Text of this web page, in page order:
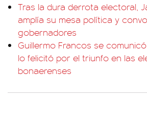
Tras la dura derrota electoral,
amplía su mesa política y
gobernadores
Guillermo Francos se
lo felicitó por el triunfo en las
bonaerenses